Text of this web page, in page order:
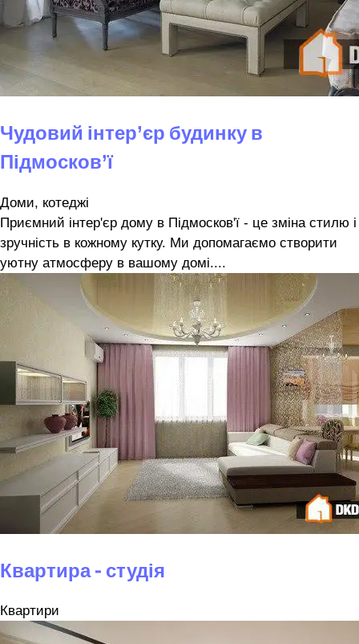
Чудовий інтер’єр будинку в
Підмосков’ї
Доми, котеджі
Приємний інтер'єр дому в Підмосков'ї - це зміна стилю і
зручність в кожному кутку. Ми допомагаємо створити
уютну атмосферу в вашому домі....
Квартира - студія
Квартири